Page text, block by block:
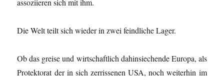
assoziieren sich mit ihm.
Die Welt teilt sich wieder in zwei feindliche Lager.
Ob das greise und wirtschaftlich dahinsiechende Europa, als
Protektorat der in sich zerrissenen USA, noch weiterhin im